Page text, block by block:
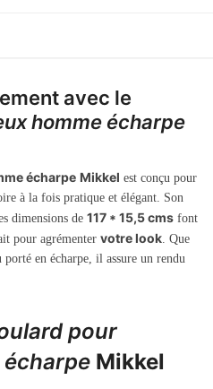
avec le
homme écharpe
écharpe Mikkel est conçu pour
à la fois pratique et élégant. Son
dimensions de 117 * 15,5 cms font
pour agrémenter votre look . Que
en écharpe, il assure un rendu
pour
Mikkel